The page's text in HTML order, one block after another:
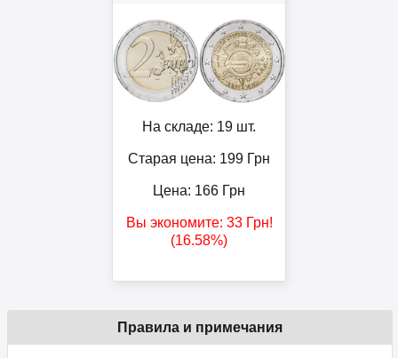
На складе: 19 шт.
Старая цена: 199 Грн
Цена: 166 Грн
Вы экономите: 33Грн!
(16.58%)
Правила и примечания